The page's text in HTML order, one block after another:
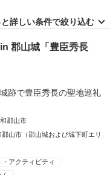
と詳しい条件で絞り込む
郡山城「豊臣秀長
跡で豊臣秀長の聖地巡礼
郡山市
山市（郡山城および城下町エリ
アクティビティ